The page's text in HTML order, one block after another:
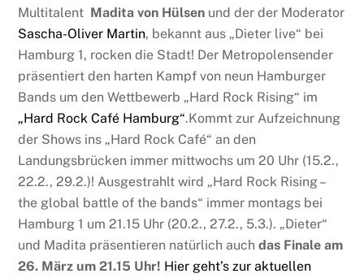
Multitalent Madita von Hülsen und der der Moderator
Sascha-Oliver Martin, bekannt aus „Dieter live“ bei
Hamburg 1, rocken die Stadt! Der Metropolensender
präsentiert den harten Kampf von neun Hamburger
Bands um den Wettbewerb „Hard Rock Rising“ im
„Hard Rock Café Hamburg“.Kommt zur Aufzeichnung
der Shows ins „Hard Rock Café“ an den
Landungsbrücken immer mittwochs um 20 Uhr (15.2.,
22.2., 29.2.)! Ausgestrahlt wird „Hard Rock Rising –
the global battle of the bands“ immer montags bei
Hamburg 1 um 21.15 Uhr (20.2., 27.2., 5.3.). „Dieter“
und Madita präsentieren natürlich auch das Finale am
26. März um 21.15 Uhr! Hier geht’s zur aktuellen